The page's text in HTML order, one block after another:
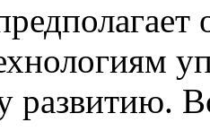
развитию.